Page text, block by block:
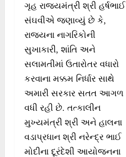
ગૃહ રાજ્યમંત્રી શ્રી હર્ષભાઈ
સંઘવીએ જણાવ્યું છે કે,
રાજ્યના નાગરિકોની
સુખાકારી, શાંતિ અને
સલામતીમાં ઉતારોતર વધારો
કરવાના મક્કમ નિર્ધાર સાથે
અમારી સરકાર સતત આગળ
વધી રહી છે. તત્કાલીન
મુખ્યમંત્રી શ્રી અને હાલના
વડાપ્રધાન શ્રી નરેન્દ્ર ભાઈ
મોદીના દૂરંદેશી આયોજનના